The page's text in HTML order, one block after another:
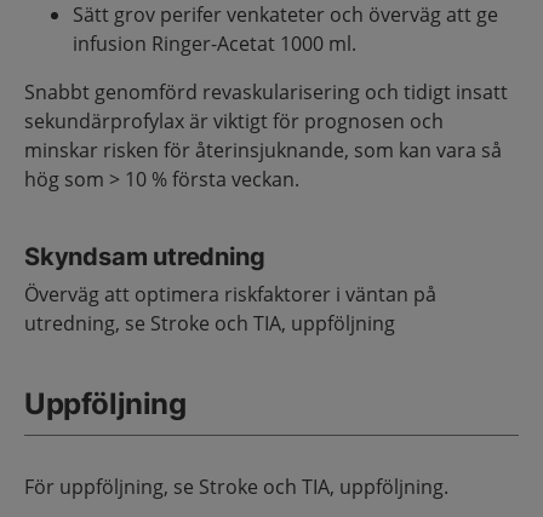
Sätt grov perifer venkateter och överväg att ge
infusion Ringer-Acetat 1000 ml.
Snabbt genomförd revaskularisering och tidigt insatt
sekundärprofylax är viktigt för prognosen och
minskar risken för återinsjuknande, som kan vara så
hög som > 10 % första veckan.
Skyndsam utredning
Överväg att optimera riskfaktorer i väntan på
utredning, se Stroke och TIA, uppföljning
Uppföljning
För uppföljning, se Stroke och TIA, uppföljning.